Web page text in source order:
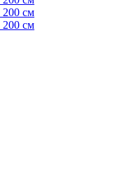
200 см
200 см